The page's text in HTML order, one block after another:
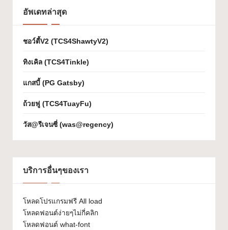
ร
เจ
ก
ต์
W
h
at
-
o
n
t
อัพเดทล่าสุด
ชอว์ตี้V2 (TCS4ShawtyV2)
ทิงเคิล (TCS4Tinkle)
แกสบี้ (PG Gatsby)
ถ้วยฟู (TCS4TuayFu)
วัส@รีเจนซี่ (was@regency)
บริการอื่นๆของเรา
โหลดโปรแกรมฟรี All load
โหลดฟอนต์ง่ายๆไม่กี่คลิก
โหลดฟอนต์ what-font